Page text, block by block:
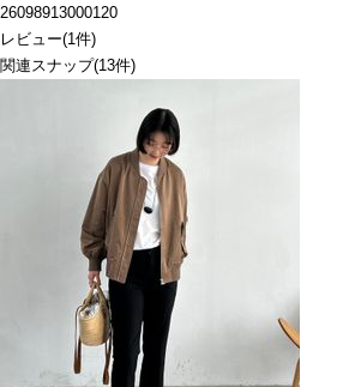
26098913000120
レビュー(1件)
関連スナップ(13件)